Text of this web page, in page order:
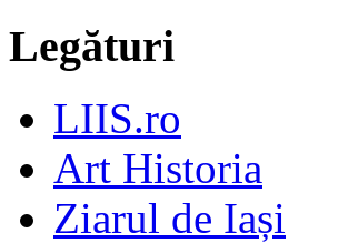
Legături
LIIS.ro
Art Historia
Ziarul de Iași